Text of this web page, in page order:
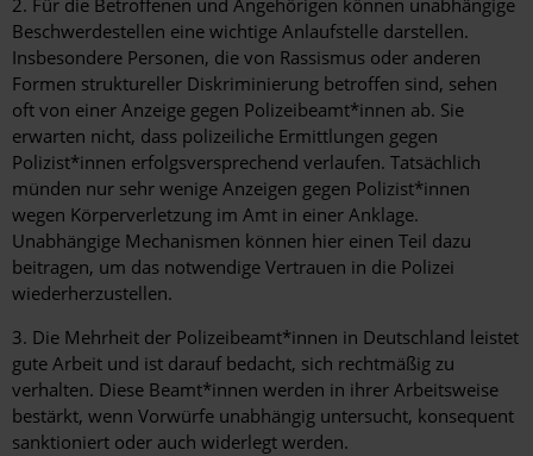
2. Für die Betroffenen und Angehörigen können unabhängige
Beschwerdestellen eine wichtige Anlaufstelle darstellen.
Insbesondere Personen, die von Rassismus oder anderen
Formen struktureller Diskriminierung betroffen sind, sehen
oft von einer Anzeige gegen Polizeibeamt*innen ab. Sie
erwarten nicht, dass polizeiliche Ermittlungen gegen
Polizist*innen erfolgsversprechend verlaufen. Tatsächlich
münden nur sehr wenige Anzeigen gegen Polizist*innen
wegen Körperverletzung im Amt in einer Anklage.
Unabhängige Mechanismen können hier einen Teil dazu
beitragen, um das notwendige Vertrauen in die Polizei
wiederherzustellen.
3. Die Mehrheit der Polizeibeamt*innen in Deutschland leistet
gute Arbeit und ist darauf bedacht, sich rechtmäßig zu
verhalten. Diese Beamt*innen werden in ihrer Arbeitsweise
bestärkt, wenn Vorwürfe unabhängig untersucht, konsequent
sanktioniert oder auch widerlegt werden.